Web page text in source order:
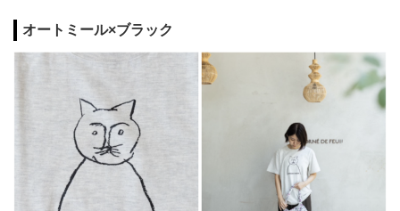
オートミール×ブラック